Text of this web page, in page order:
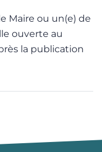
Maire ou un(e) de
ouverte au
la publication